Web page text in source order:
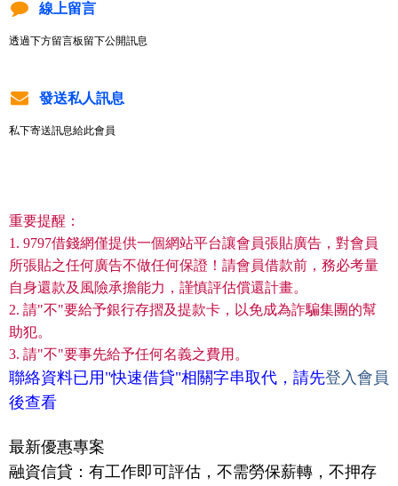
線上留言
透過下方留言板留下公開訊息
發送私人訊息
私下寄送訊息給此會員
重要提醒：
1. 9797借錢網僅提供一個網站平台讓會員張貼廣告，對會員
所張貼之任何廣告不做任何保證！請會員借款前，務必考量
自身還款及風險承擔能力，謹慎評估償還計畫。
2. 請"不"要給予銀行存摺及提款卡，以免成為詐騙集團的幫
助犯。
3. 請"不"要事先給予任何名義之費用。
聯絡資料已用"快速借貸"相關字串取代，請先登入會員
後查看
最新優惠專案
融資信貸：有工作即可評估，不需勞保薪轉，不押存